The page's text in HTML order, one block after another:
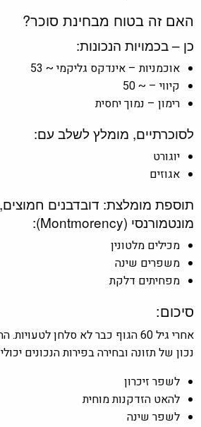
האם זה בטוח מבחינת סוכר?
כן – בכמויות הנכונות:
אוכמניות – אינדקס גליקמי ~ 53
קיווי – ~ 50
רימון – נמוך יחסית
לסוכרתיים, מומלץ לשלב עם:
יוגורט
אגוזים
תוספת מומלצת: דובדבנים חמוצים,
מונטמורנסי (Montmorency):
מכילים מלטונין
משפרים שינה
מפחיתים דלקת
סיכום:
אחרי גיל 60 הגוף כבר לא סלחן
נכון של תזונה ובחירה בפירות הנכונים
לשפר זיכרון
להאט הזדקנות מוחית
לשפר שינה